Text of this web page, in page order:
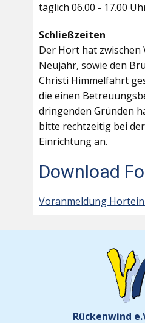
täglich 06.00 - 17.00
Schließzeiten
Der Hort hat zwischen
Neujahr, sowie den
Christi Himmelfahrt
die einen
dringenden Gründen
bitte rechtzeitig bei
Einrichtung an.
Download
Voranmeldung
Rückenwind